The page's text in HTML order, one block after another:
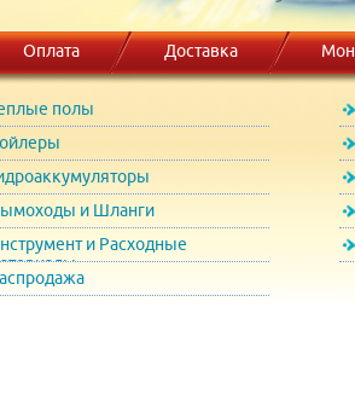
Оплата Доставка
полы
и Шланги
и Расходные